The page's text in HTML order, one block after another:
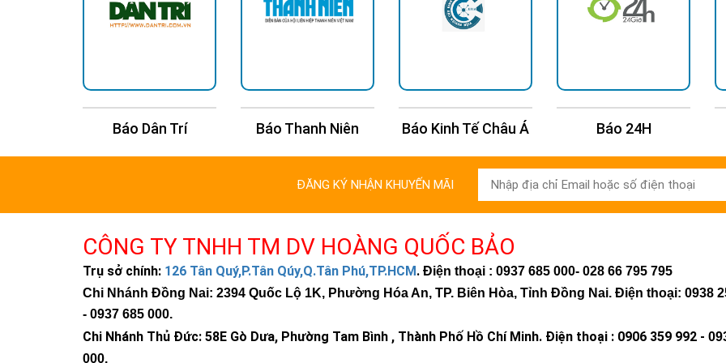
Bảng giá các loại đèn trụ cổng năng lượng mặt trời
Tên sản phẩm Giá
ĐÈN TRỤ CỔNG NĂNG LƯỢNG MẶT TRỜI TT - 304 Màu
990.000đ
Đèn Trụ Cổng, Sân Vườn Năng Lượng Mặt Trời TT04B
Đèn Trụ Cổng, Sân Vườn Năng Lượng Mặt Trời TT-309B 1.270.000đ
Báo Thanh Niên Báo Kinh Tế Châu Á Báo 24H Báo Tuổi Trẻ
ĐĂNG KÝ NHẬN KHUYẾN MÃI
CÔNG TY TNHH TM DV HOÀNG QUỐC BẢO
Trụ sở chính: 126 Tân Quý,P.Tân Qúy,Q.Tân Phú,TP.HCM. Điện thoại : 0937 685 000- 028 66 795 795
Chi Nhánh Đồng Nai: 2394 Quốc Lộ 1K, Phường Hóa An, TP. Biên Hòa, Tỉnh Đồng Nai. Điện thoại: 0938
- 0937 685 000.
Chi Nhánh Thủ Đức: 58E Gò Dưa, Phường Tam Bình , Thành Phố Hồ Chí Minh. Điện thoại : 0906 359 992 -
000.